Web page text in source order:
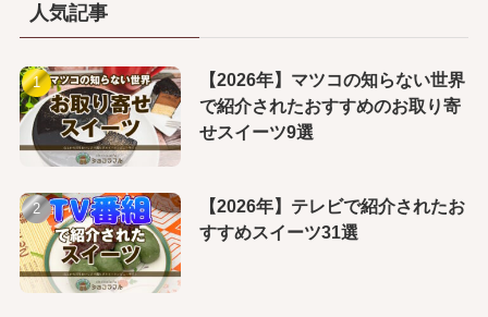
人気記事
【2026年】マツコの知らない世界
で紹介されたおすすめのお取り寄
せスイーツ9選
【2026年】テレビで紹介されたお
すすめスイーツ31選